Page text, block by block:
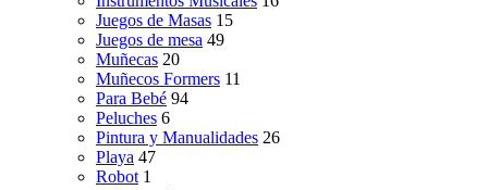
Juegos de Masas 15
Juegos de mesa 49
Muñecas 20
Muñecos Formers 11
Para Bebé 94
Peluches 6
Pintura y Manualidades 26
Playa 47
Robot 1